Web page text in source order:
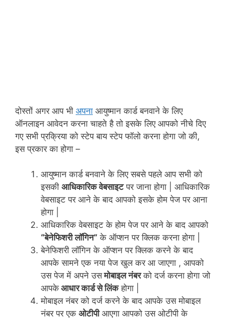
दोस्तों अगर आप भी अपना आयुष्मान कार्ड बनवाने के लिए
ऑनलाइन आवेदन करना चाहते है तो इसके लिए आपको नीचे दिए
गए सभी प्रक्रिया को स्टेप बाय स्टेप फॉलो करना होगा जो की,
इस प्रकार का होगा –
आयुष्मान कार्ड बनवाने के लिए सबसे पहले आप सभी को
इसकी आधिकारिक वेबसाइटपर जाना होगा | आधिकारिक
वेबसाइट पर आने के बाद आपको इसके होम पेज पर आना
होगा |
आधिकारिक वेबसाइट के होम पेज पर आने के बाद आपको
“बेनेफिशरीलॉगिन” के ऑप्शन पर क्लिक करना होगा |
बेनेफिशरी लॉगिन के ऑप्शन पर क्लिक करने के बाद
आपके सामने एक नया पेज खुल कर आ जाएगा , आपको
उस पेज में अपने उसमोबाइल नंबरको दर्ज करना होगा जो
आपके आधार कार्ड से लिंकहोगा |
मोबाइल नंबर को दर्ज करने के बाद आपके उस मोबाइल
नंबर पर एक ओटीपीआएगा आपको उस ओटीपी के